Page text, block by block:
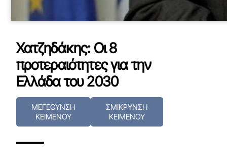
Χατζηδάκης: Οι 8
προτεραιότητες για την
Ελλάδα του 2030
ΜΕΓΕΘΥΝΣΗ
ΚΕΙΜΕΝΟΥ
ΣΜΙΚΡΥΝΣΗ
ΚΕΙΜΕΝΟΥ